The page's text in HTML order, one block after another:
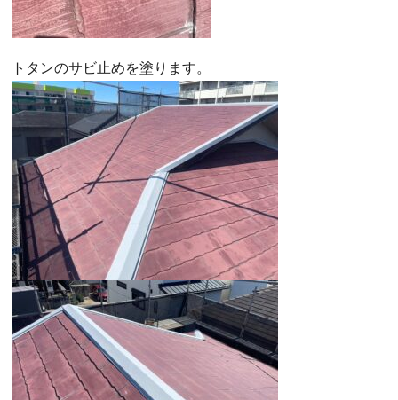
トタンのサビ止めを塗ります。